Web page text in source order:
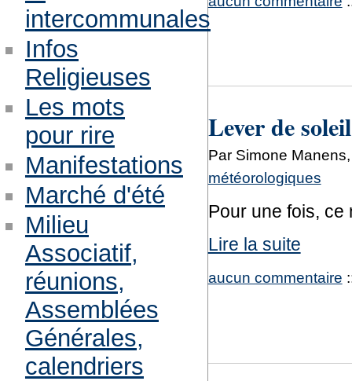
Lever de
Par Simone
météorologiques
Pour une fois, ce
Lire la suite
aucun commentaire
intercommunales
Infos
Religieuses
Les mots
pour rire
Manifestations
Marché d'été
Milieu
Associatif,
réunions,
Assemblées
Générales,
calendriers